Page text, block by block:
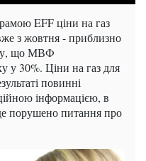
EFF ціни на газ
з жовтня - приблизно
що МВФ
у 30%. Ціни на газ для
повинні
інформацією, в
порушено питання про